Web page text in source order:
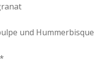
und Hummerbisque